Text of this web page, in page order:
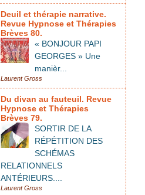
Deuil et thérapie narrative.
Revue Hypnose et Thérapies
Brèves 80.
« BONJOUR PAPI
GEORGES » Une
manièr...
Laurent Gross
Du divan au fauteuil. Revue
Hypnose et Thérapies
Brèves 79.
SORTIR DE LA
RÉPÉTITION DES
SCHÉMAS
RELATIONNELS
ANTÉRIEURS....
Laurent Gross